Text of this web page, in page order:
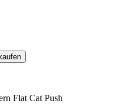
Flat Cat Push